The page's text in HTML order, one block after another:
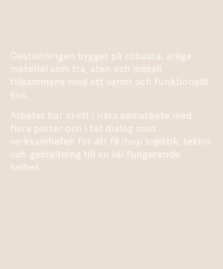
Gestaltningen bygger på robusta, ärliga
material som trä, sten och metall,
tillsammans med ett varmt och funktionellt
ljus.
Arbetet har skett i nära samarbete med
flera parter och i tät dialog med
verksamheten för att få ihop logistik, teknik
och gestaltning till en väl fungerande
helhet.